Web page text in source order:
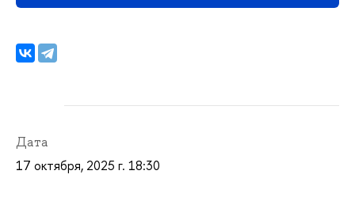
Дата
17 октября, 2025 г. 18:30